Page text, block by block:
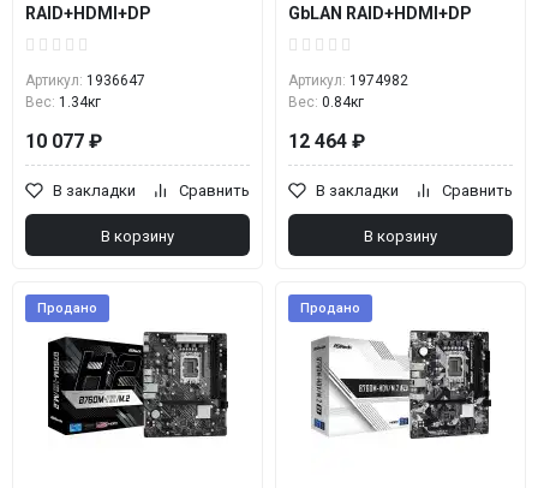
RAID+HDMI+DP
Артикул: 1936647
Вес: 1.34кг
10 077 ₽
В закладки Сравнить
В корзину
GbLAN RAID+HDMI+DP
Артикул: 1974982
Вес: 0.84кг
12 464 ₽
В закладки Сравнить
В корзину
Продано Продано